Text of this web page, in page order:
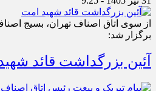
از سوی اتاق اصناف تهران، بسیج
برگزار شد:
آئین بزرگداشت قائد